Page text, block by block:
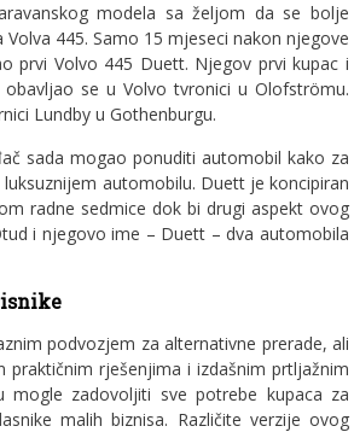
modela sa željom da se bolje
445. Samo 15 mjeseci nakon njegove
prvi Volvo 445 Duett. Njegov prvi kupac i
se u Volvo tvronici u Olofströmu.
Lundby u Gothenburgu.
sada mogao ponuditi automobil kako za
automobilu. Duett je koncipiran
radne sedmice dok bi drugi aspekt ovog
i njegovo ime – Duett – dva automobila
podvozjem za alternativne prerade, ali
rješenjima i izdašnim prtljažnim
zadovoljiti sve potrebe kupaca za
malih biznisa. Različite verzije ovog